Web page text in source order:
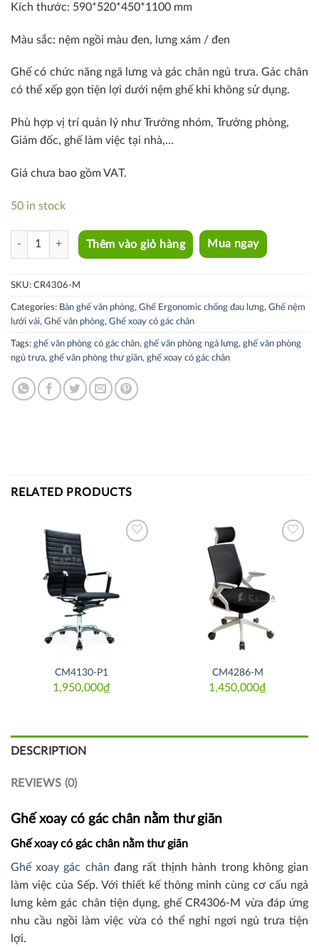
Kích thước: 590*520*450*1100 mm
Màu sắc: nệm ngồi màu đen, lưng xám / đen
Ghế có chức năng ngã lưng và gác chân ngủ trưa. Gác chân
có thể xếp gọn tiện lợi dưới nệm ghế khi không sử dụng.
Phù hợp vị trí quản lý như Trưởng nhóm, Trưởng phòng,
Giám đốc, ghế làm việc tại nhà,…
Giá chưa bao gồm VAT.
50 in stock
CR4306-M quantity
Thêm vào giỏ hàng Mua ngay
SKU: CR4306-M
Categories: Bàn ghế văn phòng, Ghế Ergonomic chống đau lưng, Ghế nệm
lưới vải, Ghế văn phòng, Ghế xoay có gác chân
Tags: ghế văn phòng có gác chân, ghế văn phòng ngả lưng, ghế văn phòng
ngủ trưa, ghế văn phòng thư giãn, ghế xoay có gác chân
RELATED PRODUCTS
CM4130-P1
1,950,000₫
CM4286-M
1,450,000₫
DESCRIPTION
REVIEWS (0)
Ghế xoay có gác chân nằm thư giãn
Ghế xoay có gác chân nằm thư giãn
Ghế xoay gác chân đang rất thịnh hành trong không gian
làm việc của Sếp. Với thiết kế thông minh cùng cơ cấu ngả
lưng kèm gác chân tiện dụng, ghế CR4306-M vừa đáp ứng
nhu cầu ngồi làm việc vừa có thể nghỉ ngơi ngủ trưa tiện
lợi.